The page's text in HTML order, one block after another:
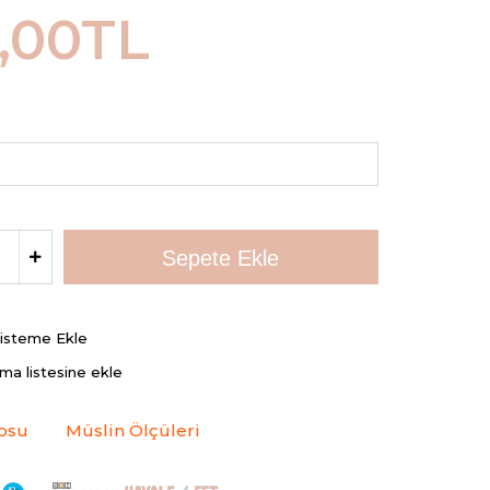
Ekle
listesine ekle
Müslin Ölçüleri